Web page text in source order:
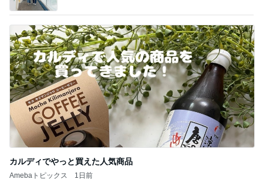
カルディでやっと買えた人気商品
Amebaトピックス 1日前